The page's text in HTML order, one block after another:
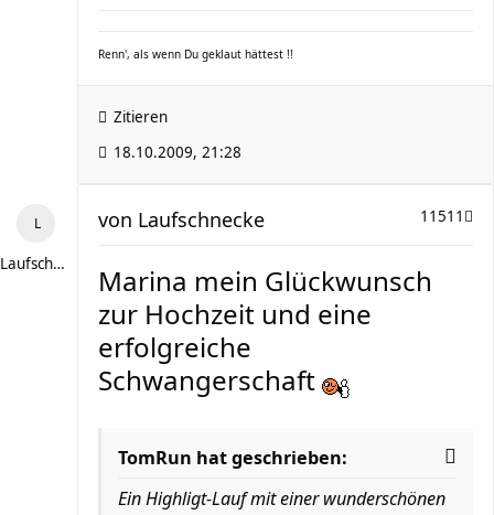
Renn', als wenn Du geklaut hättest !!
Zitieren
18.10.2009, 21:28
Laufschnecke
11511
von Laufschnecke
Marina mein Glückwunsch
zur Hochzeit und eine
erfolgreiche
Schwangerschaft
TomRun hat geschrieben:
Ein Highligt-Lauf mit einer wunderschönen